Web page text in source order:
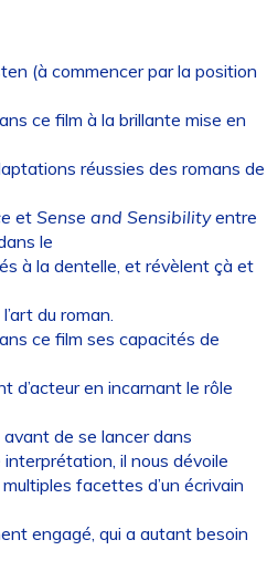
(à commencer par la position
ce film à la brillante mise en
réussies des romans de
et Sense and Sensibilityentre
le
à la dentelle, et révèlent çà et
du roman.
ce film ses capacités de
d’acteur en incarnant le rôle
de se lancer dans
il nous dévoile
facettes d’un écrivain
engagé, qui a autant besoin